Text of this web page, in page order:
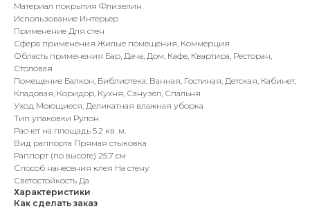
Материал покрытия Флизелин
Использование Интерьер
Применение Для стен
Сфера применения Жилые помещения, Коммерция
Область применения Бар, Дача, Дом, Кафе, Квартира, Ресторан,
Столовая
Помещение Балкон, Библиотека, Ванная, Гостиная, Детская, Кабинет,
Кладовая, Коридор, Кухня, Санузел, Спальня
Уход Моющиеся, Деликатная влажная уборка
Тип упаковки Рулон
Расчет на площадь 5.2 кв. м.
Вид раппорта Прямая стыковка
Раппорт (по высоте) 25.7 см
Способ нанесения клея На стену
Светостойкость Да
Характеристики
Как сделать заказ